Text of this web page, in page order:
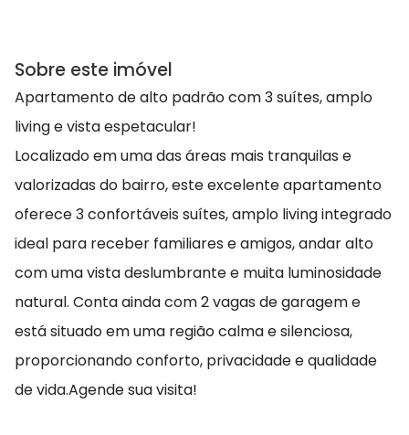
Sobre este imóvel
Apartamento de alto padrão com 3 suítes, amplo
living e vista espetacular!
Localizado em uma das áreas mais tranquilas e
valorizadas do bairro, este excelente apartamento
oferece 3 confortáveis suítes, amplo living integrado
ideal para receber familiares e amigos, andar alto
com uma vista deslumbrante e muita luminosidade
natural. Conta ainda com 2 vagas de garagem e
está situado em uma região calma e silenciosa,
proporcionando conforto, privacidade e qualidade
de vida.Agende sua visita!